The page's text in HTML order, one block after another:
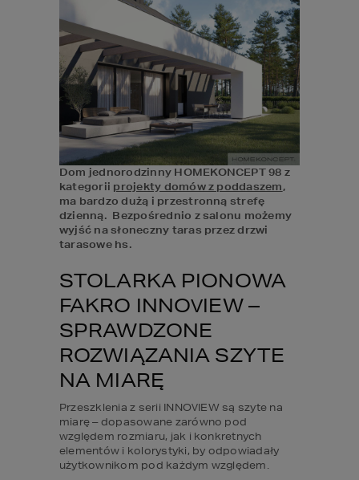
Dom jednorodzinny HOMEKONCEPT 98 z
kategorii projekty domów z poddaszem,
ma bardzo dużą i przestronną strefę
dzienną.  Bezpośrednio z salonu możemy
wyjść na słoneczny taras przez drzwi
tarasowe hs.
STOLARKA PIONOWA
FAKRO INNOVIEW –
SPRAWDZONE
ROZWIĄZANIA SZYTE
NA MIARĘ
Przeszklenia z serii INNOVIEW są szyte na
miarę – dopasowane zarówno pod
względem rozmiaru, jak i konkretnych
elementów i kolorystyki, by odpowiadały
użytkownikom pod każdym względem.